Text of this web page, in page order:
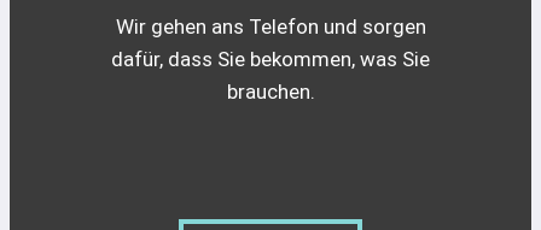
Wir gehen ans Telefon und sorgen
dafür, dass Sie bekommen, was Sie
brauchen.